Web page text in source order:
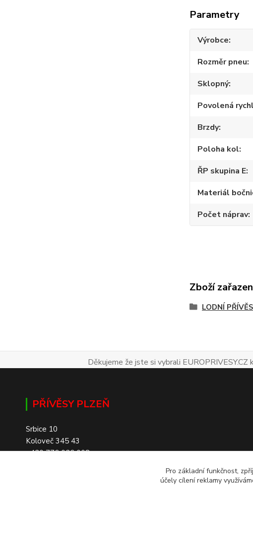
Parametry
Výrobce
Rozměr pneu
Sklopný
Povolená
Brzdy
Poloha kol
ŘP skupina E
Materiál
Počet náprav
Zboží
LODNÍ
Děkujeme že jste si vybrali
PŘÍVĚSY PLZEŇ
Srbice 10
Koloveč 345 43
+420 776 026 008
Pro základní funkčnost,
účely cílení reklamy